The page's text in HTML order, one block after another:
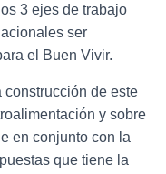
3 ejes de trabajo
ser
el Buen Vivir.
construcción de este
y sobre
en conjunto con la
que tiene la